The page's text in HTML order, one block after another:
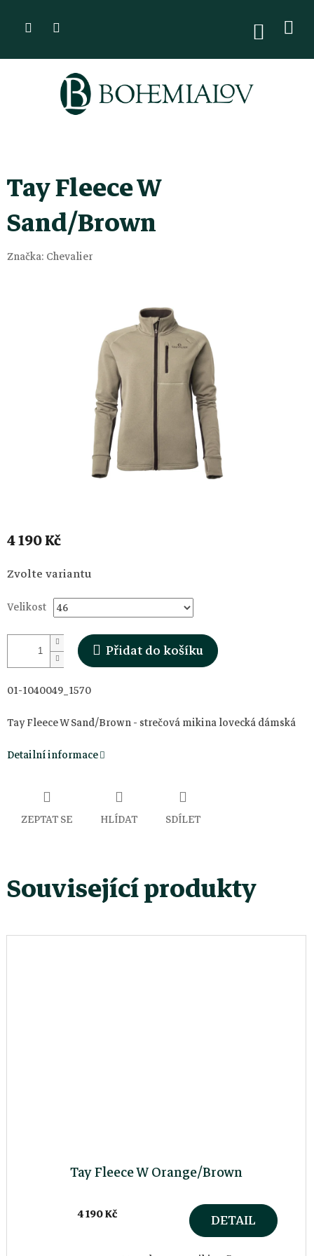
Tay Fleece W
Sand/Brown
Značka: Chevalier
4 190 Kč
Měrná
cena:
Zvolte variantu
Velikost
Přidat do košíku
01-1040049_1570
Tay Fleece W Sand/Brown - strečová mikina lovecká dámská
Detailní informace
ZEPTAT SE HLÍDAT SDÍLET
Související produkty
Tay Fleece W Orange/Brown
4 190 Kč DETAIL